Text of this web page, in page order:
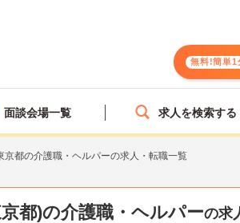
無料!簡単1
面談会場一覧 求人を検索する
京都の介護職・ヘルパーの求人・転職一覧
都)の介護職・ヘルパーの求